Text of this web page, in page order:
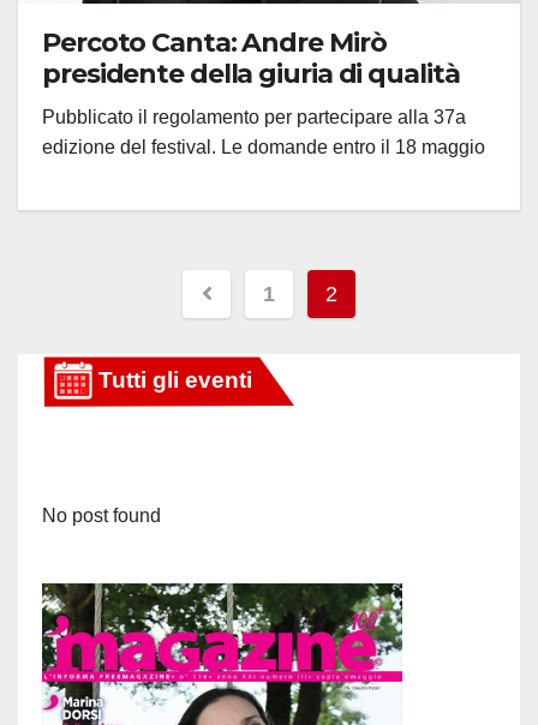
Percoto Canta: Andre Mirò
presidente della giuria di qualità
Pubblicato il regolamento per partecipare alla 37a
edizione del festival. Le domande entro il 18 maggio
Paginazione
degli
articoli
1 2
No post found